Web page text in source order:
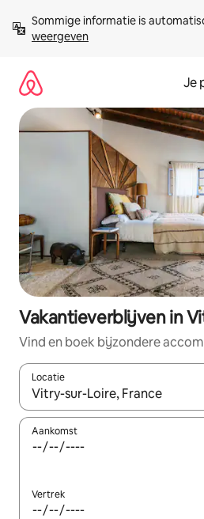
direct
naar
Sommige informatie is
weergeven
Je
Vakantieverblijven in
Vind en boek bijzondere
Locatie
Wanneer er resultaten
Aankomst
Vertrek